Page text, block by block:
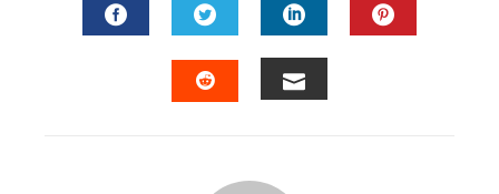
FACEBOOKTWITTERLINKEDIN